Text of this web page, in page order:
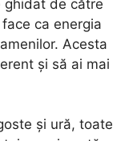
ghidat de către
ca energia
Acesta
și să ai mai
și ură, toate